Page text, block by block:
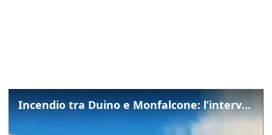
Incendio tra Duino e Monfalcone: l’intervento dei vigili del fuoco